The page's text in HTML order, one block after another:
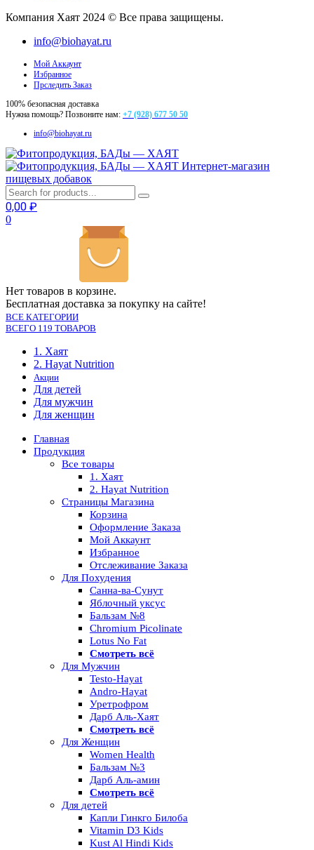
Компания Хаят 2024 © Все права защищены.
info@biohayat.ru
Мой Аккаунт
Избранное
Прследить Заказ
100% безопасная доставка
Нужна помощь? Позвоните нам: +7 (928) 677 50 50
info@biohayat.ru
Интернет-магазин
пищевых добавок
0,00 ₽
0
Нет товаров в корзине.
Бесплатная доставка за покупку на сайте!
ВСЕ КАТЕГОРИИ
ВСЕГО 119 ТОВАРОВ
1. Хаят
2. Hayat Nutrition
Акции
Для детей
Для мужчин
Для женщин
Главная
Продукция
Все товары
1. Хаят
2. Hayat Nutrition
Страницы Магазина
Корзина
Оформление Заказа
Мой Аккаунт
Избранное
Отслеживание Заказа
Для Похудения
Санна-ва-Сунут
Яблочный уксус
Бальзам №8
Chromium Picolinate
Lotus No Fat
Смотреть всё
Для Мужчин
Testo-Hayat
Andro-Hayat
Уретрофром
Дарб Аль-Хаят
Смотреть всё
Для Женщин
Women Health
Бальзам №3
Дарб Аль-амин
Смотреть всё
Для детей
Капли Гинкго Билоба
Vitamin D3 Kids
Kust Al Hindi Kids